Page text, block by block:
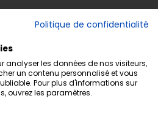
Politique de confidentialité
analyser les données de nos visiteurs,
un contenu personnalisé et vous
Pour plus d'informations sur
ouvrez les paramètres.